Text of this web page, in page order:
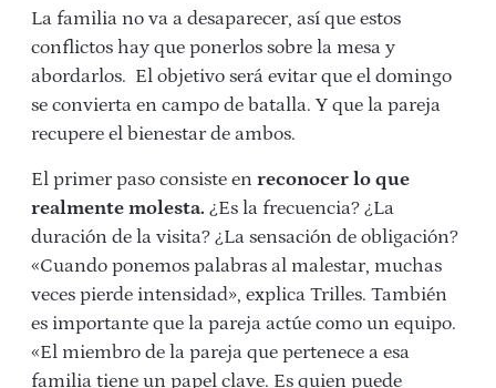
La familia no va a desaparecer, así que estos
conflictos hay que ponerlos sobre la mesa y
abordarlos. El objetivo será evitar que el domingo
se convierta en campo de batalla. Y que la pareja
recupere el bienestar de ambos.
El primer paso consiste en reconocer lo que
realmente molesta. ¿Es la frecuencia? ¿La
duración de la visita? ¿La sensación de obligación?
«Cuando ponemos palabras al malestar, muchas
veces pierde intensidad», explica Trilles. También
es importante que la pareja actúe como un equipo.
«El miembro de la pareja que pertenece a esa
familia tiene un papel clave. Es quien puede